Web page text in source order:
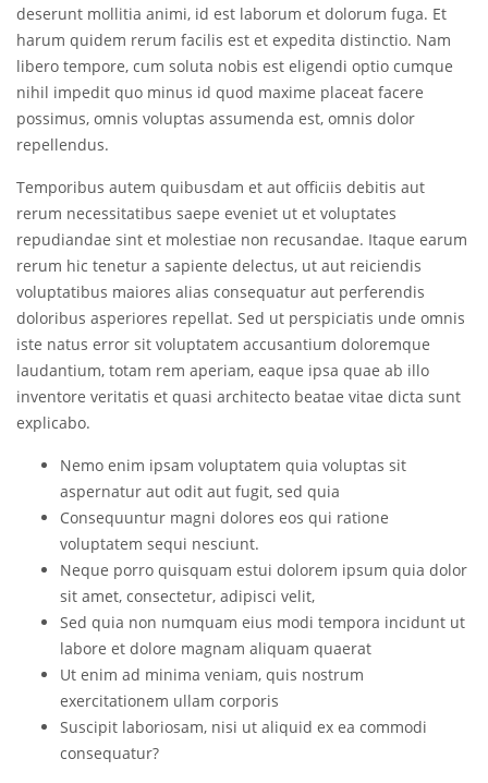
deserunt mollitia animi, id est laborum et dolorum fuga. Et
harum quidem rerum facilis est et expedita distinctio. Nam
libero tempore, cum soluta nobis est eligendi optio cumque
nihil impedit quo minus id quod maxime placeat facere
possimus, omnis voluptas assumenda est, omnis dolor
repellendus.
Temporibus autem quibusdam et aut officiis debitis aut
rerum necessitatibus saepe eveniet ut et voluptates
repudiandae sint et molestiae non recusandae. Itaque earum
rerum hic tenetur a sapiente delectus, ut aut reiciendis
voluptatibus maiores alias consequatur aut perferendis
doloribus asperiores repellat. Sed ut perspiciatis unde omnis
iste natus error sit voluptatem accusantium doloremque
laudantium, totam rem aperiam, eaque ipsa quae ab illo
inventore veritatis et quasi architecto beatae vitae dicta sunt
explicabo.
Nemo enim ipsam voluptatem quia voluptas sit
aspernatur aut odit aut fugit, sed quia
Consequuntur magni dolores eos qui ratione
voluptatem sequi nesciunt.
Neque porro quisquam estui dolorem ipsum quia dolor
sit amet, consectetur, adipisci velit,
Sed quia non numquam eius modi tempora incidunt ut
labore et dolore magnam aliquam quaerat
Ut enim ad minima veniam, quis nostrum
exercitationem ullam corporis
Suscipit laboriosam, nisi ut aliquid ex ea commodi
consequatur?